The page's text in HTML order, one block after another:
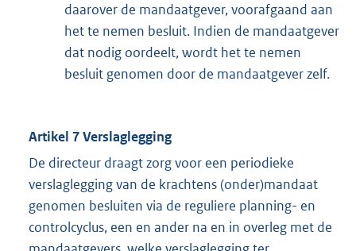
daarover de mandaatgever, voorafgaand aan
het te nemen besluit. Indien de mandaatgever
dat nodig oordeelt, wordt het te nemen
besluit genomen door de mandaatgever zelf.
Artikel 7 Verslaglegging
De directeur draagt zorg voor een periodieke
verslaglegging van de krachtens (onder)mandaat
genomen besluiten via de reguliere planning- en
controlcyclus, een en ander na en in overleg met de